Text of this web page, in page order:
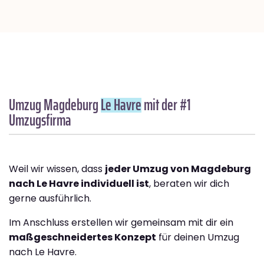
Umzug MagdeburgLe Havremit der #1
Umzugsfirma
Weil wir wissen, dass jeder Umzug von Magdeburg
nach Le Havre individuell ist, beraten wir dich
gerne ausführlich.
Im Anschluss erstellen wir gemeinsam mit dir ein
maßgeschneidertes Konzept für deinen Umzug
nach Le Havre.